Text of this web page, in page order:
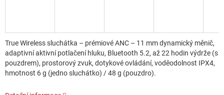
True Wireless sluchátka – prémiové ANC – 11 mm dynamický měnič,
adaptivní aktivní potlačení hluku, Bluetooth 5.2, až 22 hodin výdrže (s
pouzdrem), prostorový zvuk, dotykové ovládání, voděodolnost IPX4,
hmotnost 6 g (jedno sluchátko) / 48 g (pouzdro).